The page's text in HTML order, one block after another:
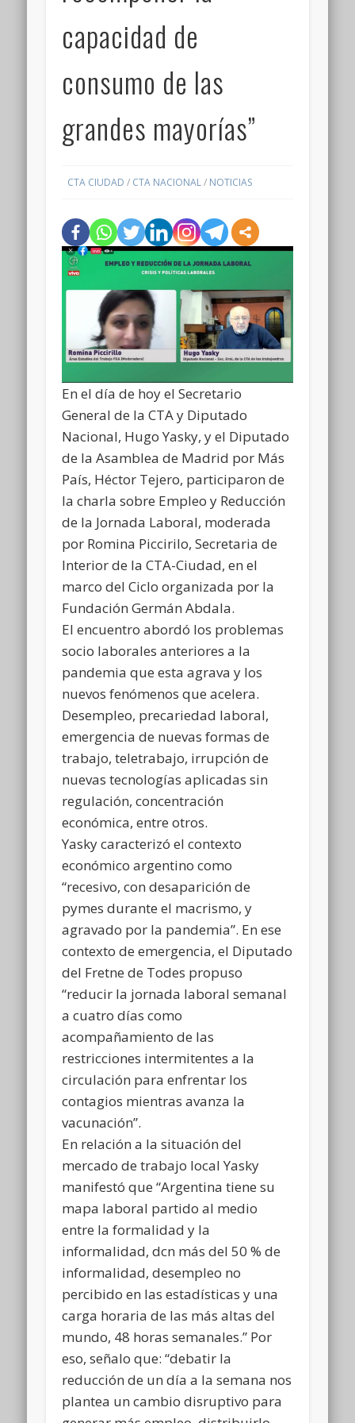
capacidad de
consumo de las
grandes mayorías”
CTA CIUDAD / CTA NACIONAL/ NOTICIAS
En el día de hoy el Secretario
General de la CTA y Diputado
Nacional, Hugo Yasky, y el Diputado
de la Asamblea de Madrid por Más
País, Héctor Tejero, participaron de
la charla sobre Empleo y Reducción
de la Jornada Laboral, moderada
por Romina Piccirilo, Secretaria de
Interior de la CTA-Ciudad, en el
marco del Ciclo organizada por la
Fundación Germán Abdala.
El encuentro abordó los problemas
socio laborales anteriores a la
pandemia que esta agrava y los
nuevos fenómenos que acelera.
Desempleo, precariedad laboral,
emergencia de nuevas formas de
trabajo, teletrabajo, irrupción de
nuevas tecnologías aplicadas sin
regulación, concentración
económica, entre otros.
Yasky caracterizó el contexto
económico argentino como
“recesivo, con desaparición de
pymes durante el macrismo, y
agravado por la pandemia”. En ese
contexto de emergencia, el Diputado
del Fretne de Todes propuso
“reducir la jornada laboral semanal
a cuatro días como
acompañamiento de las
restricciones intermitentes a la
circulación para enfrentar los
contagios mientras avanza la
vacunación”.
En relación a la situación del
mercado de trabajo local Yasky
manifestó que “Argentina tiene su
mapa laboral partido al medio
entre la formalidad y la
informalidad, dcn más del 50 % de
informalidad, desempleo no
percibido en las estadísticas y una
carga horaria de las más altas del
mundo, 48 horas semanales.” Por
eso, señalo que: “debatir la
reducción de un día a la semana nos
plantea un cambio disruptivo para